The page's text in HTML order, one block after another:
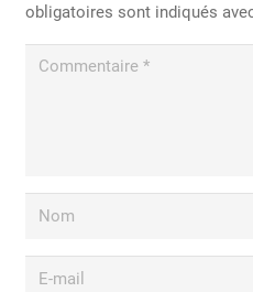
obligatoires sont indiqués